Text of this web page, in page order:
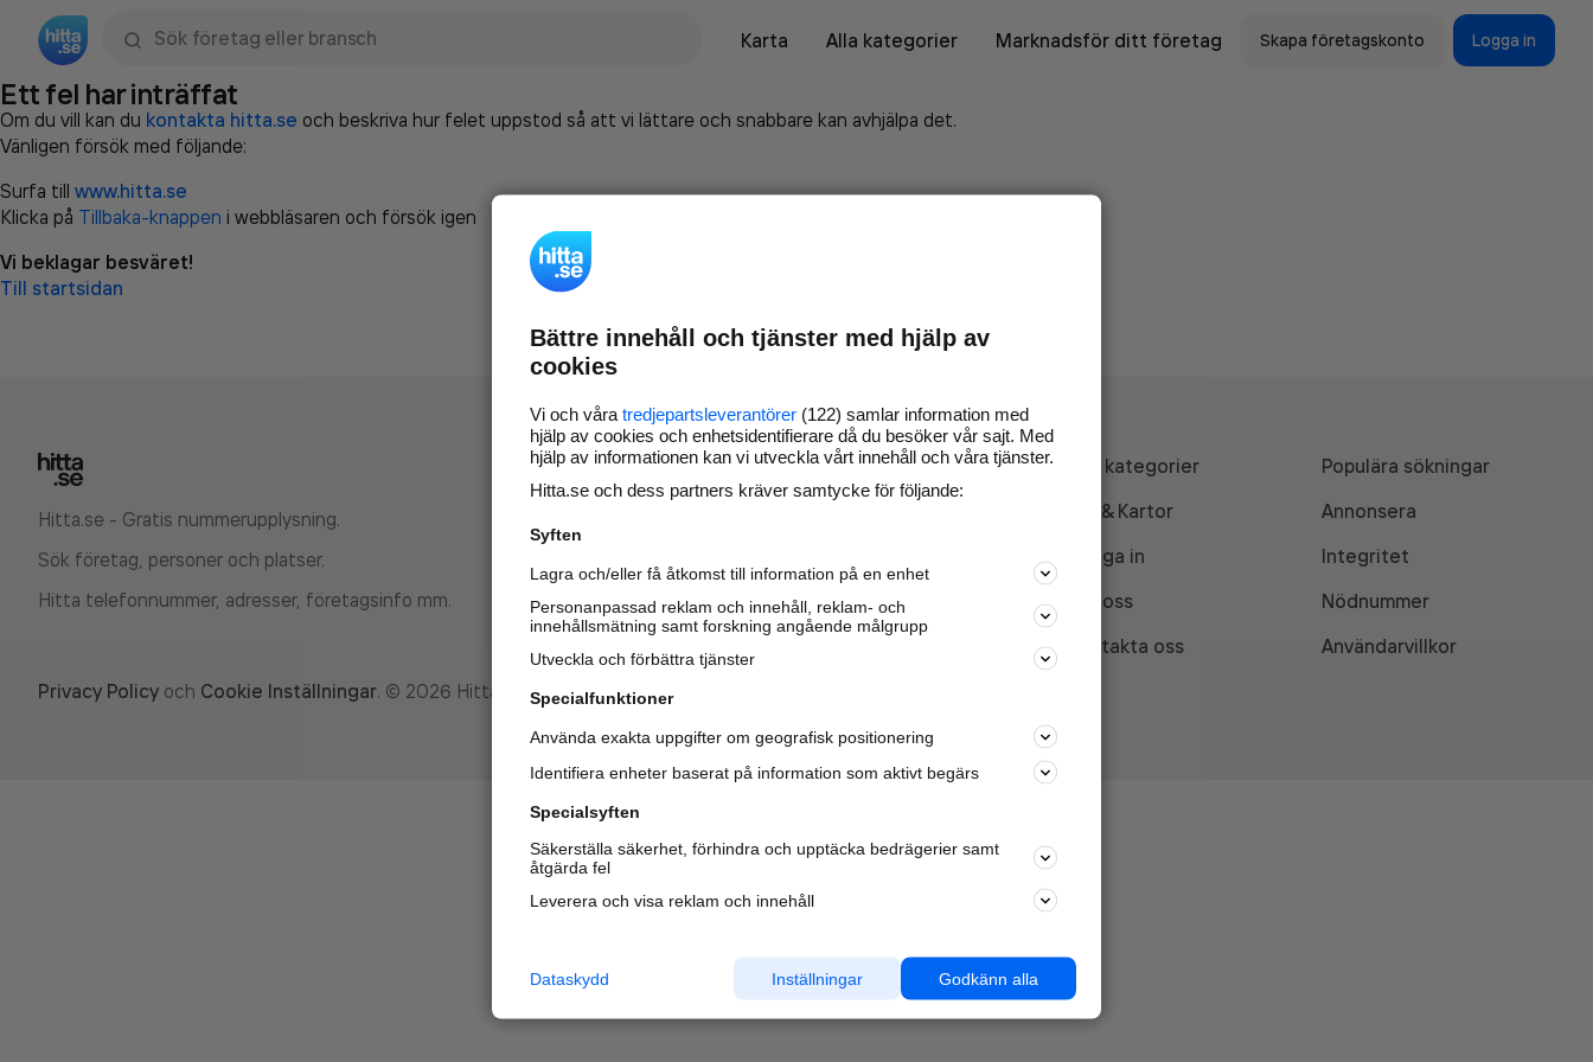
Karta
Alla kategorier Marknadsför ditt företag Skapa företagskonto Logga in
Ett fel har inträffat
Om du vill kan du kontakta hitta.se och beskriva hur felet uppstod så att vi lättare och snabbare kan avhjälpa det.
Vänligen försök med följande:
Surfa till www.hitta.se
Klicka på Tillbaka-knappen i webbläsaren och försök igen
Vi beklagar besväret!
Till startsidan
Hitta.se - Gratis nummerupplysning.
Sök företag, personer och platser.
Hitta telefonnummer, adresser, företagsinfo mm.
Marknadsför företaget på
nya kunder och
samarbetspartners nära dig.
Läs mer här
Alla kategorier
Populära sökningar
API & Kartor
Annonsera
Logga in
Integritet
Om oss
Nödnummer
Kontakta oss
Användarvillkor
Privacy Policy och Cookie Inställningar. © 2026 Hitta.se
Bättre innehåll och tjänster med hjälp av
cookies
Vi och våra tredjepartsleverantörer (122) samlar information med
hjälp av cookies och enhetsidentifierare då du besöker vår sajt. Med
hjälp av informationen kan vi utveckla vårt innehåll och våra tjänster.
Hitta.se och dess partners kräver samtycke för följande:
Syften
Lagra och/eller få åtkomst till information på en enhet
Personanpassad reklam och innehåll, reklam- och
innehållsmätning samt forskning angående målgrupp
Utveckla och förbättra tjänster
Specialfunktioner
Använda exakta uppgifter om geografisk positionering
Identifiera enheter baserat på information som aktivt begärs
Specialsyften
Säkerställa säkerhet, förhindra och upptäcka bedrägerier samt
åtgärda fel
Leverera och visa reklam och innehåll
Godkänn alla
Inställningar
Dataskydd